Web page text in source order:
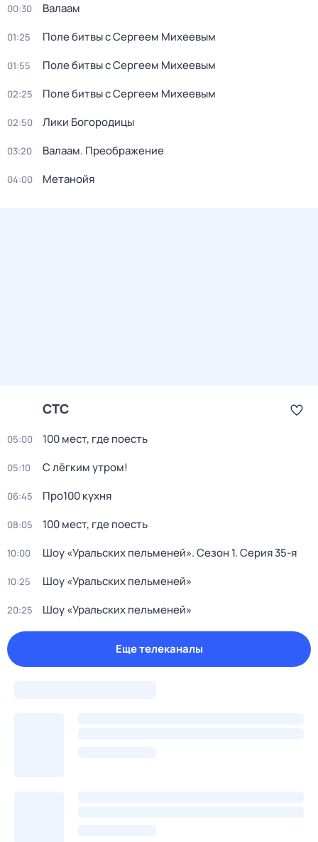
00:30 Валаам
01:25 Поле битвы с Сергеем Михеевым
01:55 Поле битвы с Сергеем Михеевым
02:25 Поле битвы с Сергеем Михеевым
02:50 Лики Богородицы
03:20 Валаам. Преображение
04:00 Метанойя
СТС
05:00 100 мест, где поесть
05:10 С лёгким утром!
06:45 Про100 кухня
08:05 100 мест, где поесть
10:00 Шоу «Уральских пельменей». Сезон 1. Серия 35-я
10:25 Шоу «Уральских пельменей»
20:25 Шоу «Уральских пельменей»
Еще телеканалы